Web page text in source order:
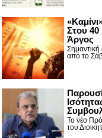
Στου 40
Άργος
από το
Το νέο
του